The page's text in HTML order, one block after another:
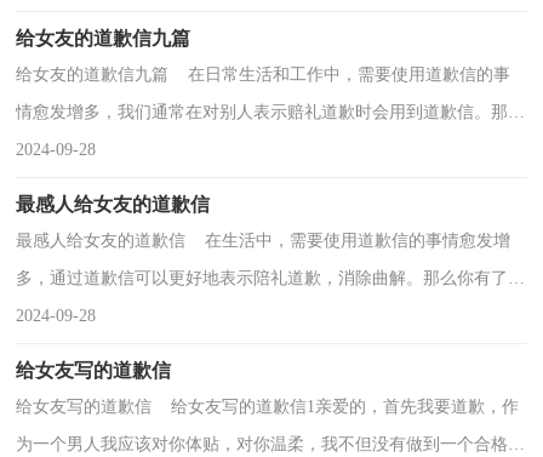
给女友的道歉信九篇
给女友的道歉信九篇 在日常生活和工作中，需要使用道歉信的事
情愈发增多，我们通常在对别人表示赔礼道歉时会用到道歉信。那要
怎么写好道歉信呢？以下是小编帮大家整理的给女友...
2024-09-28
最感人给女友的道歉信
最感人给女友的道歉信 在生活中，需要使用道歉信的事情愈发增
多，通过道歉信可以更好地表示陪礼道歉，消除曲解。那么你有了解
过道歉信吗？下面是小编为大家收集的最感人给女友的...
2024-09-28
给女友写的道歉信
给女友写的道歉信 给女友写的道歉信1亲爱的，首先我要道歉，作
为一个男人我应该对你体贴，对你温柔，我不但没有做到一个合格的